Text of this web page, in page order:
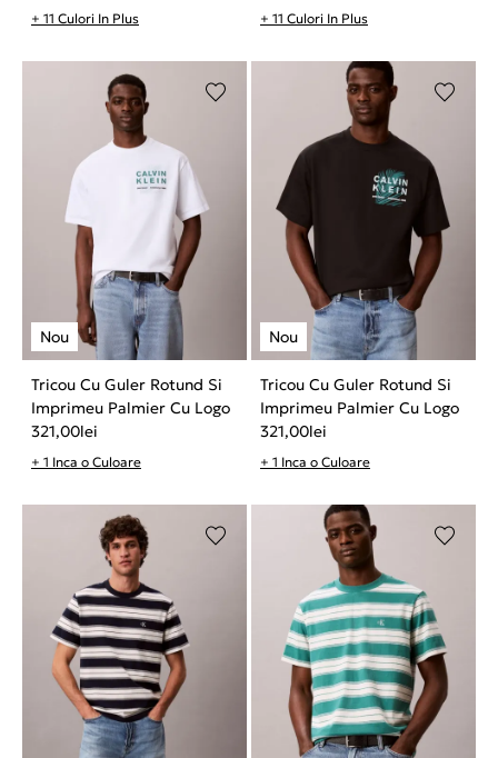
+ 11 Culori In Plus + 11 Culori In Plus
Tricou Cu Guler Rotund Si
Imprimeu Palmier Cu Logo
321,00lei
+ 1 Inca o Culoare
Tricou Cu Guler Rotund Si
Imprimeu Palmier Cu Logo
321,00lei
+ 1 Inca o Culoare